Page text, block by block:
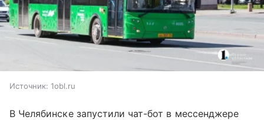
Источник: 1obl.ru
В Челябинске запустили чат-бот в мессенджере